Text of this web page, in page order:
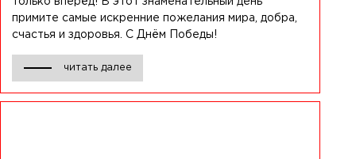
примите самые искренние пожелания мира, добра,
счастья и здоровья. С Днём Победы!
читать далее